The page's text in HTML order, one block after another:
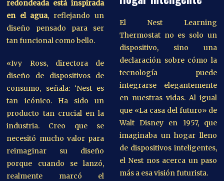
redondeada está inspirada
en el agua, reflejando un
diseño pensado para ser
tan funcional como bello.
«Ivy Ross, directora de
diseño de dispositivos de
consumo, señala: ‘Nest es
tan icónico. Ha sido un
producto tan crucial en la
industria. Creo que se
necesitó mucho valor para
reimaginar su diseño
porque cuando se lanzó,
realmente marcó el
El Nest Learning
Thermostat no es solo un
dispositivo, sino una
declaración sobre cómo la
tecnología puede
integrarse elegantemente
en nuestras vidas. Al igual
que «La casa del futuro» de
Walt Disney en 1957, que
imaginaba un hogar lleno
de dispositivos inteligentes,
el Nest nos acerca un paso
más a esa visión futurista.